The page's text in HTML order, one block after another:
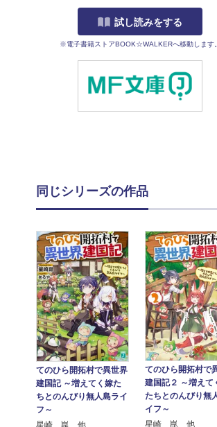
試し読みをする
※電子書籍ストアBOOK☆WALKERへ移動します。
同じシリーズの作品
てのひら開拓村で異世界
建国記 ～増えてく嫁た
ちとのんびり無人島ライ
フ～
星崎 崑 他
てのひら開拓村で
建国記２ ～増えて
たちとのんびり無
イフ～
星崎 崑 他